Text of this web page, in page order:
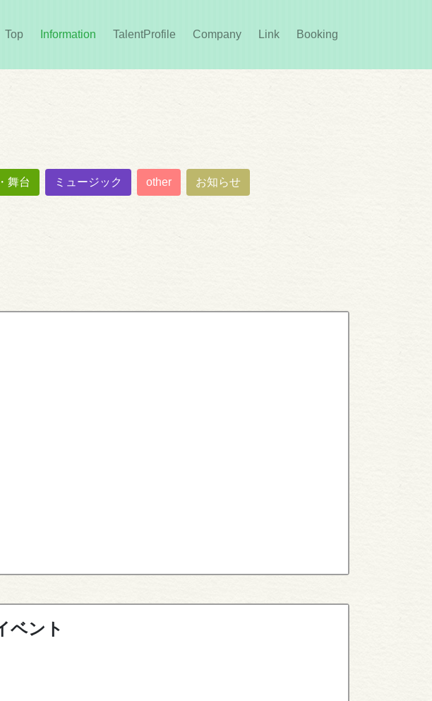
Top Information (current)
TalentProfile Company Link Booking
舞台 ミュージック other お知らせ
ベント